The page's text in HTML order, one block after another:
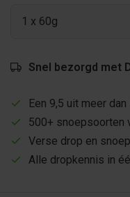
1 x 60g
Snel bezorgd met
Een 9,5 uit meer
500+ snoepsoorten
Verse drop en
Alle dropkennis in